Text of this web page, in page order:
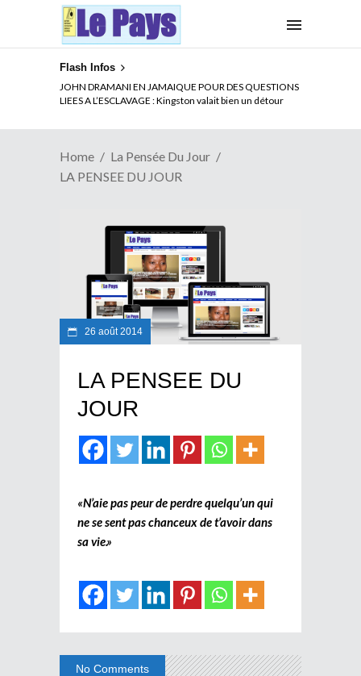
Flash Infos
JOHN DRAMANI EN JAMAIQUE POUR DES QUESTIONS
LIEES A L’ESCLAVAGE : Kingston valait bien un détour
Home
La Pensée Du Jour
LA PENSEE DU JOUR
26 août 2014
LA PENSEE DU
JOUR
«N’aie pas peur de perdre quelqu’un qui
ne se sent pas chanceux de t’avoir dans
sa vie.»
No Comments